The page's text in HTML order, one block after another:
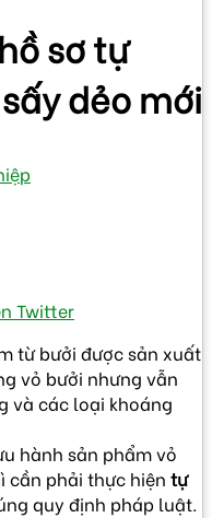
sơ tự
dẻo mới
Twitter
từ bưởi được sản xuất
vỏ bưởi nhưng vẫn
và các loại khoáng
hành sản phẩm vỏ
cần phải thực hiện tự
quy định pháp luật.